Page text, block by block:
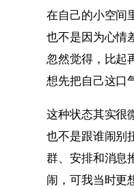
在自己的小空间
也不是因为心情
忽然觉得，比起
想先把自己这口
这种状态其实很
也不是跟谁闹别
群、安排和消息
闹，可我当时更